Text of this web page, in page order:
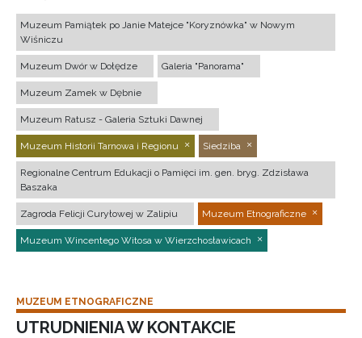
Muzeum Pamiątek po Janie Matejce "Koryznówka" w Nowym
Wiśniczu
Muzeum Dwór w Dołędze Galeria "Panorama"
Muzeum Zamek w Dębnie
Muzeum Ratusz - Galeria Sztuki Dawnej
Muzeum Historii Tarnowa i Regionu Siedziba
Regionalne Centrum Edukacji o Pamięci im. gen. bryg. Zdzisława
Baszaka
Zagroda Felicji Curyłowej w Zalipiu Muzeum Etnograficzne
Muzeum Wincentego Witosa w Wierzchosławicach
MUZEUM ETNOGRAFICZNE
UTRUDNIENIA W KONTAKCIE